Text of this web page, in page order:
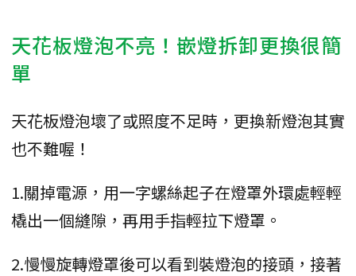
天花板燈泡不亮！嵌燈拆卸更換很簡
單
天花板燈泡壞了或照度不足時，更換新燈泡其實
也不難喔！
1.關掉電源，用一字螺絲起子在燈罩外環處輕輕
橇出一個縫隙，再用手指輕拉下燈罩。
2.慢慢旋轉燈罩後可以看到裝燈泡的接頭，接著